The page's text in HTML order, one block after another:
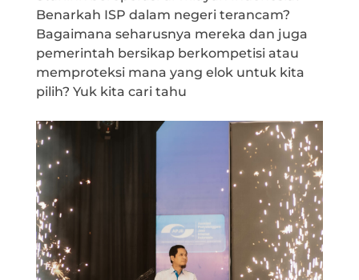
Benarkah ISP dalam negeri terancam?
Bagaimana seharusnya mereka dan juga
pemerintah bersikap berkompetisi atau
memproteksi mana yang elok untuk kita
pilih? Yuk kita cari tahu